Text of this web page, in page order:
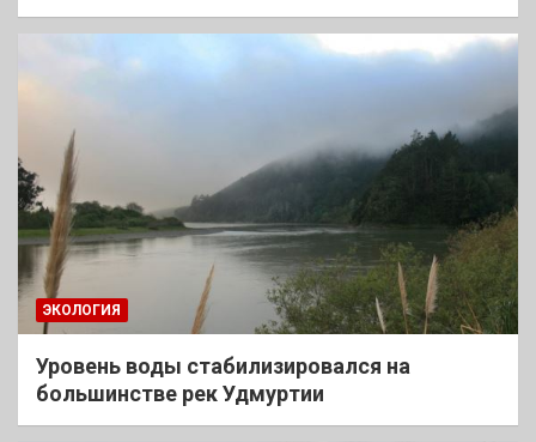
ЭКОЛОГИЯ
Уровень воды стабилизировался на
большинстве рек Удмуртии